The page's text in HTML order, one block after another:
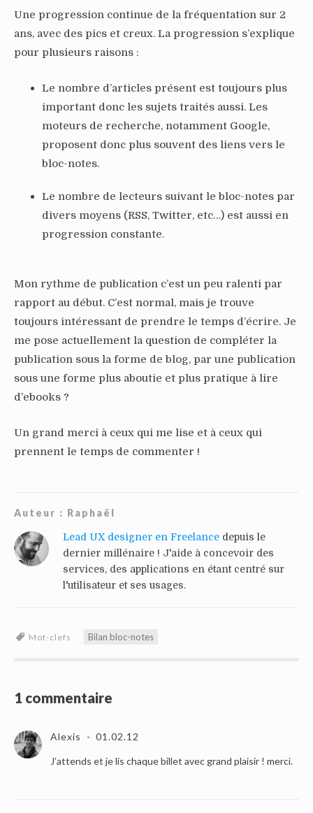
Une progression continue de la fréquentation sur 2
ans, avec des pics et creux. La progression s’explique
pour plusieurs raisons :
Le nombre d’articles présent est toujours plus
important donc les sujets traités aussi. Les
moteurs de recherche, notamment Google,
proposent donc plus souvent des liens vers le
bloc-notes.
Le nombre de lecteurs suivant le bloc-notes par
divers moyens (RSS, Twitter, etc…) est aussi en
progression constante.
Mon rythme de publication c’est un peu ralenti par
rapport au début. C’est normal, mais je trouve
toujours intéressant de prendre le temps d’écrire. Je
me pose actuellement la question de compléter la
publication sous la forme de blog, par une publication
sous une forme plus aboutie et plus pratique à lire
d’ebooks ?
Un grand merci à ceux qui me lise et à ceux qui
prennent le temps de commenter !
Auteur : Raphaël
Lead UX designer en Freelance depuis le
dernier millénaire ! J'aide à concevoir des
services, des applications en étant centré sur
l'utilisateur et ses usages.
Mot-clefs Bilan bloc-notes
1 commentaire
Alexis 01.02.12
J’attends et je lis chaque billet avec grand plaisir ! merci.